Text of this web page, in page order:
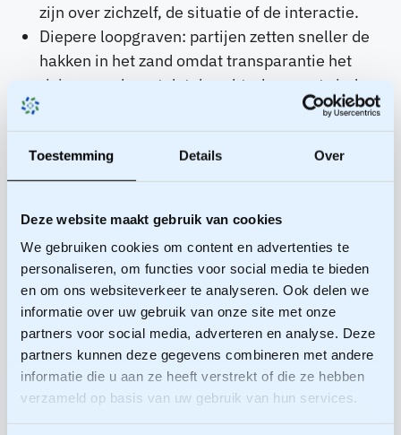
Toestemming Details Over
Deze website maakt gebruik van cookies
We gebruiken cookies om content en advertenties te
personaliseren, om functies voor social media te bieden
en om ons websiteverkeer te analyseren. Ook delen we
informatie over uw gebruik van onze site met onze
partners voor social media, adverteren en analyse. Deze
partners kunnen deze gegevens combineren met andere
informatie die u aan ze heeft verstrekt of die ze hebben
verzameld op basis van uw gebruik van hun services.
zijn over zichzelf, de situatie of de interactie.
Diepere loopgraven: partijen zetten sneller de
hakken in het zand omdat transparantie het
risico meedraagt dat de achterban gaat vinden
dat er niet “hard” genoeg gevochten wordt
voor hun belangen.
Minder experimenten: er wordt minder
uitgeprobeerd, omdat achteraf in detail te
ongelukkige beslissingen heeft genomen.
Berekend gedrag: er wordt voorgesorteerd op
het openbaar worden van gesprekken en
schriftelijke notities: het WOB-verzoek van
morgen werpt haar schaduw op de dag van
vandaag.
Verminderde activiteit: stagnatie als gevolg
van transparantie. De gevolgen kunnen nog
niet worden overzien, acties blijven uit en